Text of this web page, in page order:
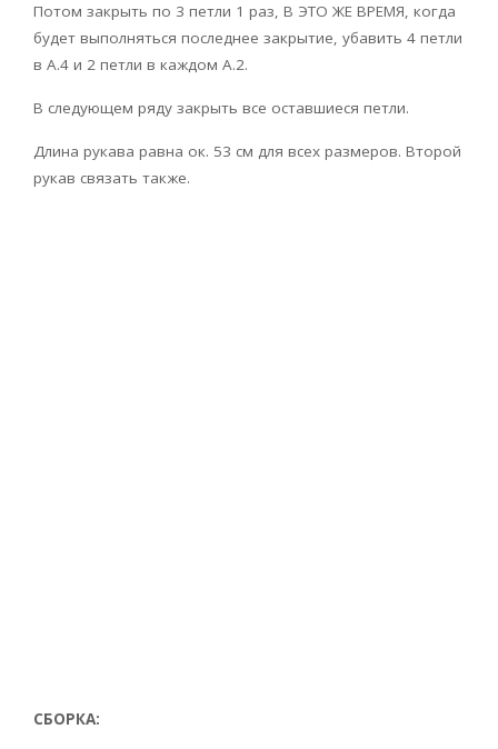
Потом закрыть по 3 петли 1 раз, В ЭТО ЖЕ ВРЕМЯ, когда
будет выполняться последнее закрытие, убавить 4 петли
в А.4 и 2 петли в каждом А.2.
В следующем ряду закрыть все оставшиеся петли.
Длина рукава равна ок. 53 см для всех размеров. Второй
рукав связать также.
СБОРКА: